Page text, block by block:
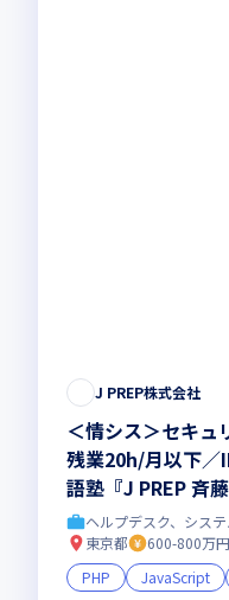
J PREP株式会社
＜情シス＞セキ
残業20h/月以下／
語塾『J PREP 斉
を支えるセキュリ
ヘルプデスク、シス
東京都
600-800万円
PHP
JavaScript